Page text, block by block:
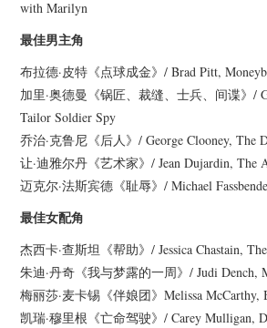
with Marilyn
最佳男主角
布拉德·皮特《点球成金》/ Brad Pitt,
加里·奥德曼《锅匠、裁缝、士兵、间谍》/
Tailor Soldier Spy
乔治·克鲁尼《后人》/ George Clooney, The
让·迪雅尔丹《艺术家》/ Jean Dujardin, The
迈克尔·法斯宾德《耻辱》/ Michael
最佳女配角
杰西卡·查斯坦《帮助》/ Jessica Chastain,
朱迪·丹奇《我与梦露的一周》/ Judi Dench,
梅丽莎·麦卡锡《伴娘团》Melissa McCarthy,
凯瑞·穆里根《亡命驾驶》/ Carey Mulligan,